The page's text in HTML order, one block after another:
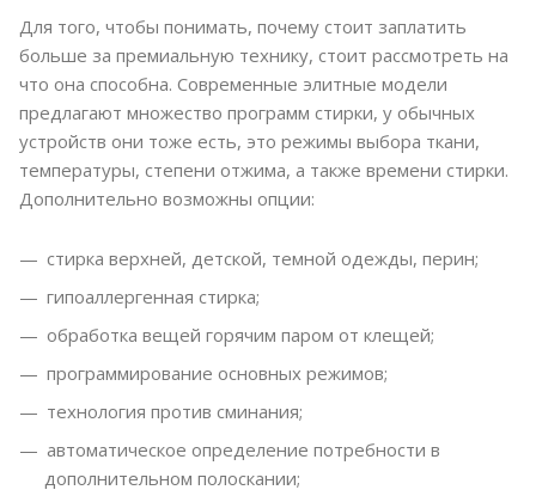
Для того, чтобы понимать, почему стоит заплатить
больше за премиальную технику, стоит рассмотреть на
что она способна. Современные элитные модели
предлагают множество программ стирки, у обычных
устройств они тоже есть, это режимы выбора ткани,
температуры, степени отжима, а также времени стирки.
Дополнительно возможны опции:
стирка верхней, детской, темной одежды, перин;
гипоаллергенная стирка;
обработка вещей горячим паром от клещей;
программирование основных режимов;
технология против сминания;
автоматическое определение потребности в
дополнительном полоскании;